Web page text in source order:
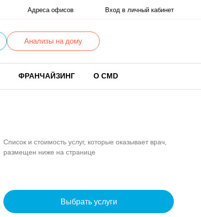
Адреса офисов Вход в личный кабинет
Анализы на дому
ФРАНЧАЙЗИНГ О CMD
Список и стоимость услуг, которые оказывает врач,
размещен ниже на странице
Выбрать услуги